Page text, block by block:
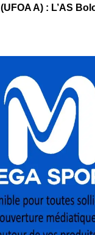
(UFOA A) : L’AS